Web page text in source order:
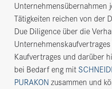
Unternehmensübernahmen
Tätigkeiten reichen von der
Due Diligence über die
Kaufvertrages und darüber
bei Bedarf eng mit
PURAKON zusammen und